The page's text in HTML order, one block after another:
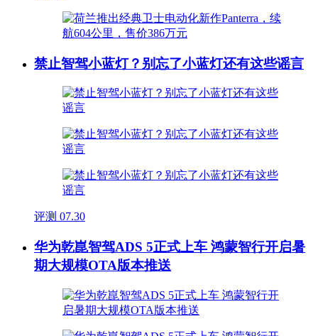
禁止智驾小蓝灯？别忘了小蓝灯还有这些谣言
评测 07.30
华为乾崑智驾ADS 5正式上车 鸿蒙智行开启暑
期大规模OTA版本推送